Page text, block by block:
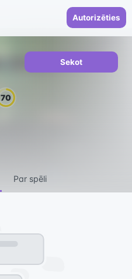
Autorizēties
70
Sekot
Par spēli